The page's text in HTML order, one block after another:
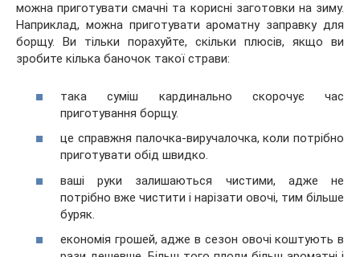
можна приготувати смачні та корисні заготовки на зиму.
Наприклад, можна приготувати ароматну заправку для
борщу. Ви тільки порахуйте, скільки плюсів, якщо ви
зробите кілька баночок такої страви:
така суміш кардинально скорочує час
приготування борщу.
це справжня палочка-виручалочка, коли потрібно
приготувати обід швидко.
ваші руки залишаються чистими, адже не
потрібно вже чистити і нарізати овочі, тим більше
буряк.
економія грошей, адже в сезон овочі коштують в